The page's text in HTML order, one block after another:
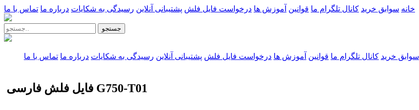
خانه سوابق خرید کانال تلگرام ما قوانین آموزش ها درخواست فایل فلش پشتیبانی آنلاین رسیدگی به شکایات درباره ما تماس با ما
جستجو
سوابق خرید کانال تلگرام ما قوانین آموزش ها درخواست فایل فلش پشتیبانی آنلاین رسیدگی به شکایات درباره ما تماس با ما
فایل فلش فارسی G750-T01